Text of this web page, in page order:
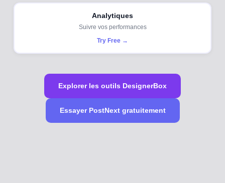
Analytiques
Suivre vos performances
Try Free →
Explorer les outils DesignerBox
Essayer PostNext gratuitement